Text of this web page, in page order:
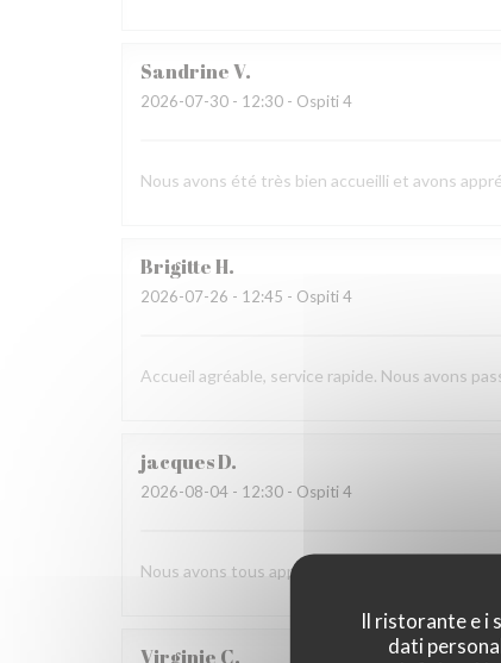
Il ristorante e i
dati
SandrineV
2026-07-30 - 12:30 - Ospiti 4
Nous avons été très bien accueilli et avons
BrigitteH
2026-07-26 - 12:45 - Ospiti 4
Accueil agréable, service rapide. Nous avons
jacquesD
2026-08-04 - 12:30 - Ospiti 4
Nous avons tous apprécié notre repas et
Virginie C